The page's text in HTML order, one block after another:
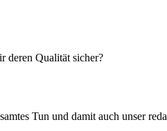
deren Qualität sicher?
Tun und damit auch unser